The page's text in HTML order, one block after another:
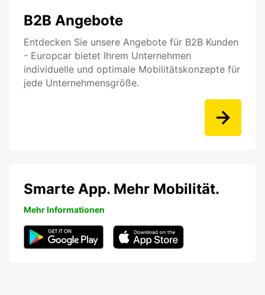
B2B Angebote
Entdecken Sie unsere Angebote für B2B Kunden
- Europcar bietet Ihrem Unternehmen
individuelle und optimale Mobilitätskonzepte für
jede Unternehmensgröße.
Smarte App. Mehr Mobilität.
Mehr Informationen